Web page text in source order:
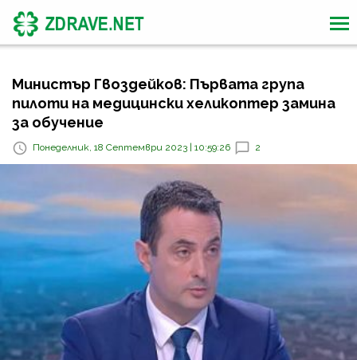
Министър Гвоздейков: Първата група
пилоти на медицински хеликоптер замина
за обучение
Понеделник, 18 Септември 2023 | 10:59:26 2